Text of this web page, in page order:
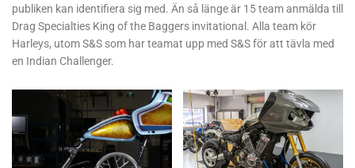
publiken kan identifiera sig med. Än så länge är 15 team anmälda till
Drag Specialties King of the Baggers invitational. Alla team kör
Harleys, utom S&S som har teamat upp med S&S för att tävla med
en Indian Challenger.